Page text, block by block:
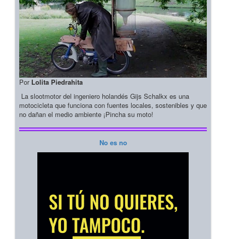
Por Lolita Piedrahita
La slootmotor del ingeniero holandés Gijs Schalkx es una
motocicleta que funciona con fuentes locales, sostenibles y que
no dañan el medio ambiente ¡Pincha su moto!
No es no